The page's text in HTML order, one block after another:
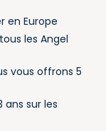
en Europe
les Angel
vous offrons 5
ans sur les